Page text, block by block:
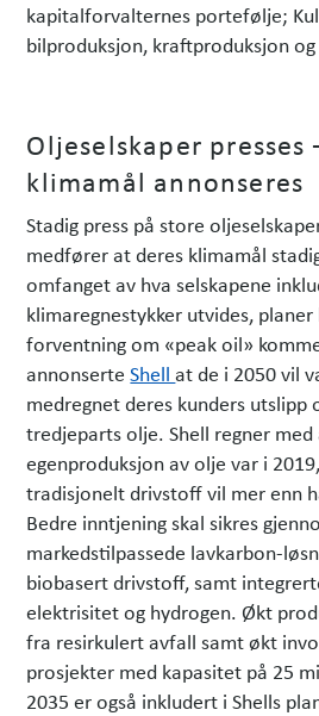
kapitalforvalternes portefølje;
bilproduksjon, kraftproduksjon og
Oljeselskaper presses
klimamål annonseres
Stadig press på store
medfører at deres klimamål
omfanget av hva selskapene
klimaregnestykker utvides,
forventning om «peak oil»
annonserteShellat de i 2050 vil
medregnet deres kunders utslipp
tredjeparts olje. Shell regner
egenproduksjon av olje var i
tradisjonelt drivstoff vil mer enn
Bedre inntjening skal sikres
markedstilpassede lavkarbon-
biobasert drivstoff, samt
elektrisitet og hydrogen. Økt
fra resirkulert avfall samt økt
prosjekter med kapasitet på 25
2035 er også inkludert i Shells